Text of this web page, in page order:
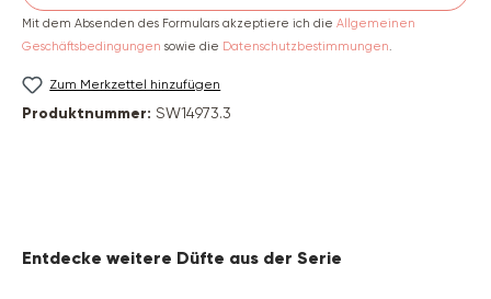
Mit dem Absenden des Formulars akzeptiere ich die Allgemeinen
Geschäftsbedingungen sowie die Datenschutzbestimmungen.
Zum Merkzettel hinzufügen
Produktnummer: SW14973.3
Produktgalerie überspringen
Entdecke weitere Düfte aus der Serie